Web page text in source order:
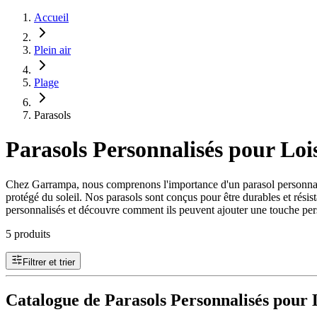
Accueil
Plein air
Plage
Parasols
Parasols Personnalisés pour
Chez Garrampa, nous comprenons l'importance d'un parasol
protégé du soleil. Nos parasols sont conçus pour être durables et
personnalisés et découvre comment ils peuvent ajouter une touche
5 produits
Filtrer et trier
Catalogue de Parasols Personnalisés